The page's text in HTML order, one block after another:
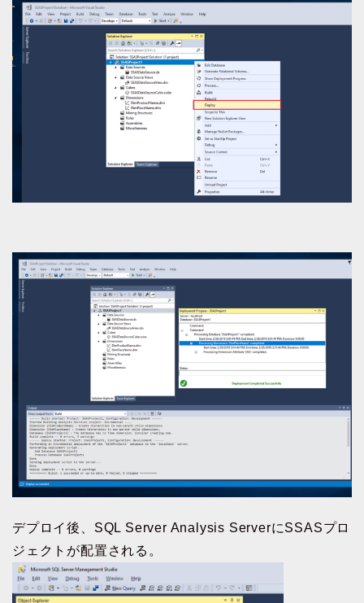
デプロイ後、SQL Server Analysis ServerにSSASプロ
ジェクトが配置される。